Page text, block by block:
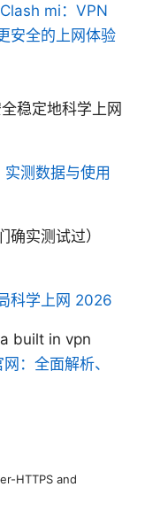
Clash mi：VPN
安全的上网体验
稳定地科学上网
测数据与使用
实测试过）
科学上网 2026
built in vpn
：全面解析、
HTTPS and